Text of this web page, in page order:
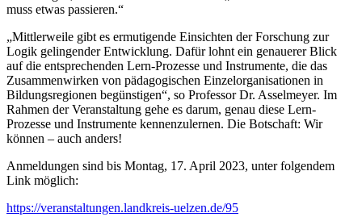
muss etwas passieren.“
„Mittlerweile gibt es ermutigende Einsichten der Forschung zur
Logik gelingender Entwicklung. Dafür lohnt ein genauerer Blick
auf die entsprechenden Lern-Prozesse und Instrumente, die das
Zusammenwirken von pädagogischen Einzelorganisationen in
Bildungsregionen begünstigen“, so Professor Dr. Asselmeyer. Im
Rahmen der Veranstaltung gehe es darum, genau diese Lern-
Prozesse und Instrumente kennenzulernen. Die Botschaft: Wir
können – auch anders!
Anmeldungen sind bis Montag, 17. April 2023, unter folgendem
Link möglich:
https://veranstaltungen.landkreis-uelzen.de/95